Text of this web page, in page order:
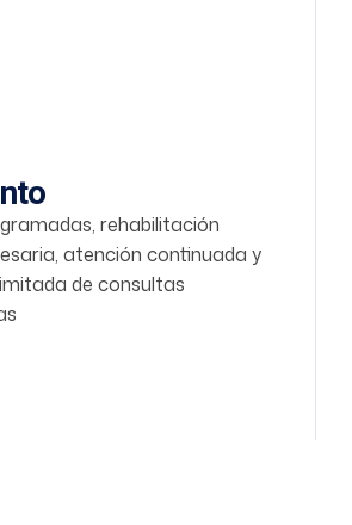
rehabilitación
atención continuada y
de consultas